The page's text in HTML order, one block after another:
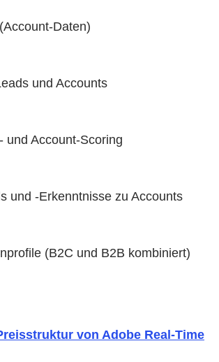
Daten)
und Accounts
und Account-Scoring
und -Erkenntnisse zu Accounts
(B2C und B2B kombiniert)
von Adobe Real-Time